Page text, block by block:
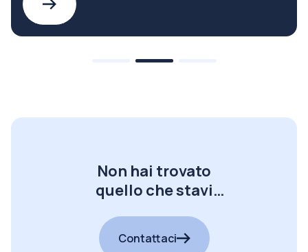
Non hai trovato
quello che stavi
Contattaci